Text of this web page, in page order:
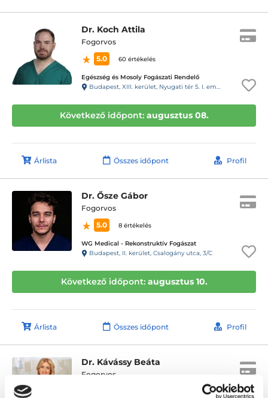
Dr. Koch Attila
Fogorvos
5.0
60 értékelés
Egészség és Mosoly Fogászati Rendelő
Budapest, XIII. kerület, Nyugati tér 5. I. em. 3. (28-as kapucsengő)
Következő időpont: augusztus 08.
Árlista Összes időpont Profil
Dr. Ősze Gábor
Fogorvos
5.0
8 értékelés
WG Medical - Rekonstruktív Fogászat
Budapest, II. kerület, Csalogány utca, 3/C
Következő időpont: augusztus 10.
Árlista Összes időpont Profil
Dr. Kávássy Beáta
Fogorvos